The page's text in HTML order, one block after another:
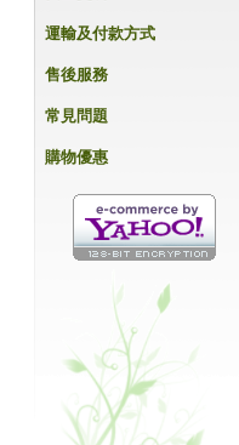
運輸及付款方式
售後服務
常見問題
購物優惠